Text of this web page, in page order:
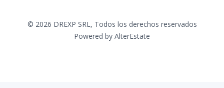
© 2026 DREXP SRL, Todos los derechos reservados
Powered by AlterEstate